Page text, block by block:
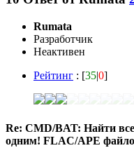
Rumata
Разработчик
Неактивен
Рейтинг : [35|0]
Re: CMD/BAT: Найти
одним! FLAC/APE